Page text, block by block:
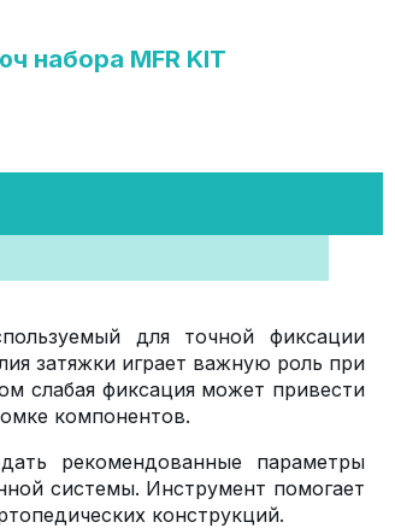
набора MFR KIT
для точной фиксации
затяжки играет важную роль при
слабая фиксация может привести
компонентов.
рекомендованные параметры
системы. Инструмент помогает
конструкций.